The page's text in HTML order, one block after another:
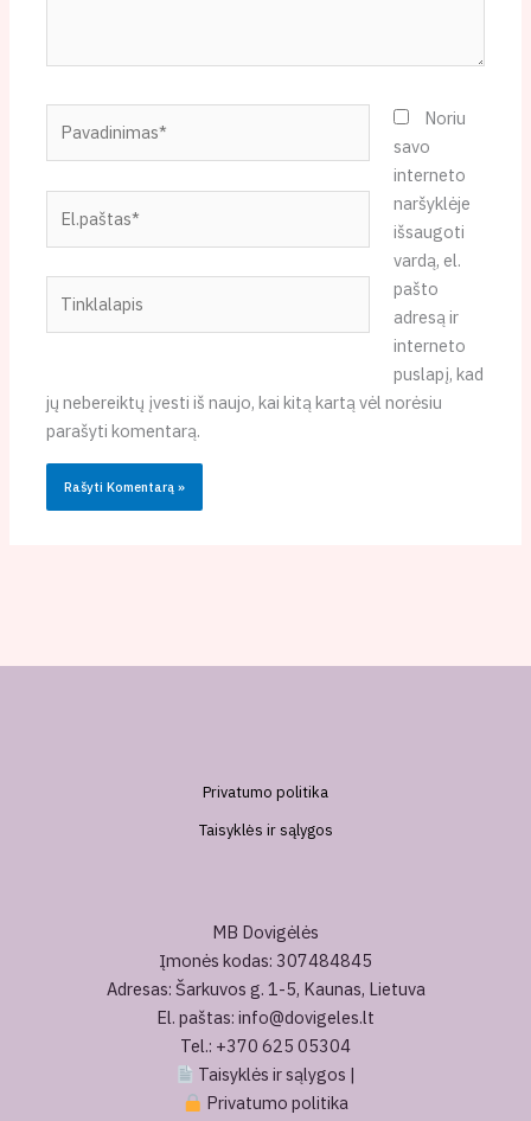
Noriu
savo
interneto
naršyklėje
išsaugoti
vardą, el.
pašto
adresą ir
interneto
puslapį, kad
jų nebereiktų įvesti iš naujo, kai kitą kartą vėl norėsiu
parašyti komentarą.
Privatumo politika
Taisyklės ir sąlygos
MB Dovigėlės
Įmonės kodas: 307484845
Adresas: Šarkuvos g. 1-5, Kaunas, Lietuva
El. paštas: info@dovigeles.lt
Tel.: +370 625 05304
Taisyklės ir sąlygos |
Privatumo politika